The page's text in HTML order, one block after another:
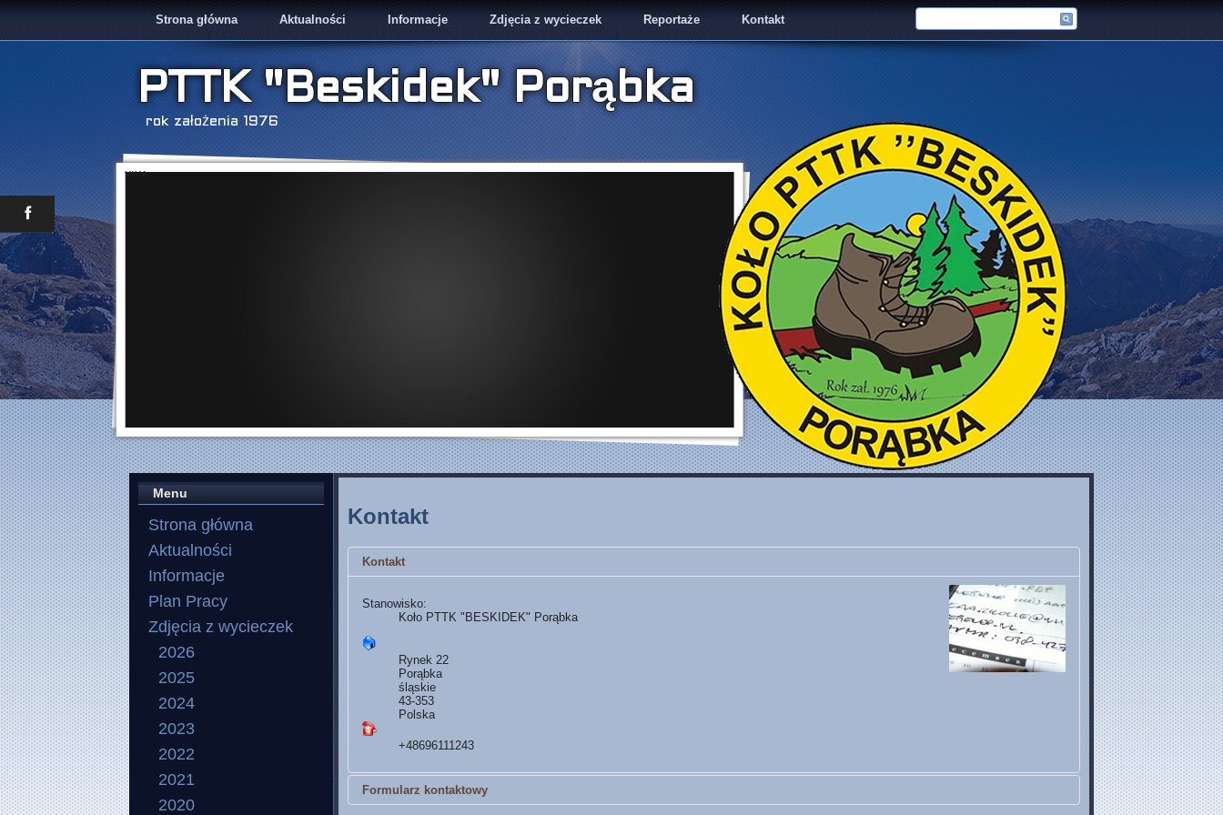
PTTK "Beskidek" Porąbka
rok założenia 1976
Strona główna Aktualności Informacje Zdjęcia z wycieczek Reportaże Kontakt
Menu
Strona główna
Aktualności
Informacje
Plan Pracy
Zdjęcia z wycieczek
2026
2025
2024
2023
2022
2021
2020
Kontakt
Kontakt
Stanowisko:
Koło PTTK "BESKIDEK" Porąbka
Rynek 22
Porąbka
śląskie
43-353
Polska
+48696111243
Formularz kontaktowy